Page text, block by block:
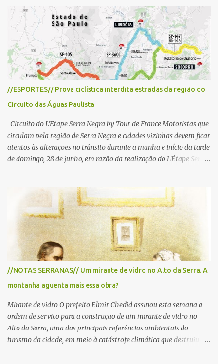
i
s
//ESPORTES// Prova ciclística interdita estradas da região do
Circuito das Águas Paulista
Circuito do L'Etape Serra Negra by Tour de France Motoristas que
circulam pela região de Serra Negra e cidades vizinhas devem ficar
atentos às alterações no trânsito durante a manhã e início da tarde
de domingo, 28 de junho, em razão da realização do L'Étape Serra
reunirá atletas de diferentes regiões do país e terá percursos
passando pelos municípios de Serra Negra, Amparo, Monte Alegre
do Sul, Lindoia e Socorro. Para garantir a segurança dos
participantes e do público, diversos trechos de rodovias e estradas
da região serão interditados temporariamente ao longo da prova.
A largada será na Rua Coronel Pedro Penteado, em Serra Negra,
para cerca de 2.000 ciclistas, às 6h30. De acordo com o
cronograma da organização e de todas as prefeituras envolvidas,
as interdições ocorrerão de forma programada e os trechos serão
//NOTAS SERRANAS// Um mirante de vidro no Alto da Serra. A
montanha aguenta mais essa obra?
Mirante de vidro O prefeito Elmir Chedid assinou esta semana a
ordem de serviço para a construção de um mirante de vidro no
Alto da Serra, uma das principais referências ambientais do
turismo da cidade, em meio à catástrofe climática que destruiu o